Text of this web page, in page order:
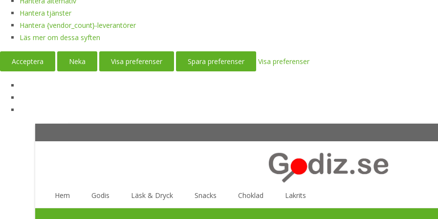
Hantera tjänster
Hantera {vendor_count}-leverantörer
Läs mer om dessa syften
Acceptera Neka Visa preferenser Spara preferenser Visa preferenser
Hem Godis Läsk & Dryck Snacks Choklad Lakrits